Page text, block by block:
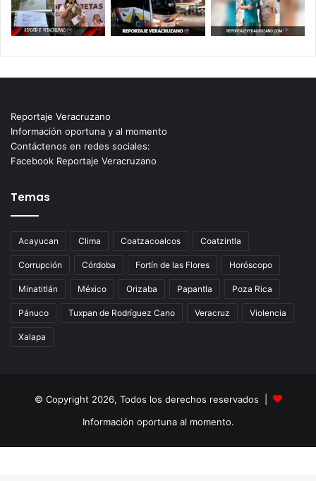
Reportaje Veracruzano
Información oportuna y al momento
Contáctenos en redes sociales:
Facebook Reportaje Veracruzano
Temas
Acayucan Clima Coatzacoalcos Coatzintla
Corrupción Córdoba Fortín de las Flores Horóscopo
Minatitlán México Orizaba Papantla Poza Rica
Pánuco Tuxpan de Rodríguez Cano Veracruz Violencia
Xalapa
© Copyright 2026, Todos los derechos reservados |
Información oportuna al momento.